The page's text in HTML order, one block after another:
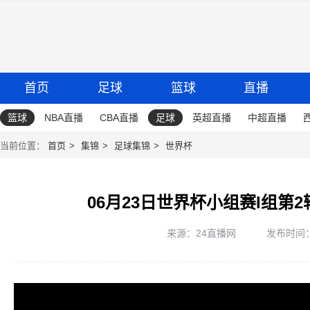
首页 足球 篮球 直播
篮球 NBA直播 CBA直播 足球 英超直播 中超直播
当前位置： 首页 集锦 足球集锦 世界杯
06月23日世界杯小组赛I组第
来源：24直播网 发布时间